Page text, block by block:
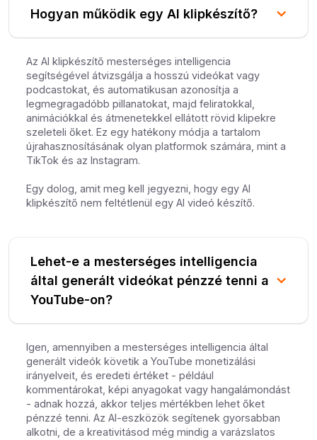
Hogyan működik egy AI klipkészítő?
Az AI klipkészítő mesterséges intelligencia
segítségével átvizsgálja a hosszú videókat vagy
podcastokat, és automatikusan azonosítja a
legmegragadóbb pillanatokat, majd feliratokkal,
animációkkal és átmenetekkel ellátott rövid klipekre
szeleteli őket. Ez egy hatékony módja a tartalom
újrahasznosításának olyan platformok számára, mint a
TikTok és az Instagram.
Egy dolog, amit meg kell jegyezni, hogy egy AI
klipkészítő nem feltétlenül egy AI videó készítő.
Lehet-e a mesterséges intelligencia
által generált videókat pénzzé tenni a
YouTube-on?
Igen, amennyiben a mesterséges intelligencia által
generált videók követik a YouTube monetizálási
irányelveit, és eredeti értéket - például
kommentárokat, képi anyagokat vagy hangalámondást
- adnak hozzá, akkor teljes mértékben lehet őket
pénzzé tenni. Az AI-eszközök segítenek gyorsabban
alkotni, de a kreativitásod még mindig a varázslatos